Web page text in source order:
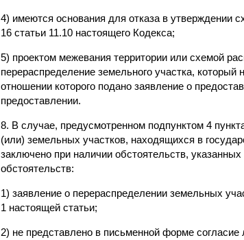
4) имеются основания для отказа в утверждении
16 статьи 11.10 настоящего Кодекса;
5) проектом межевания территории или схемой
перераспределение земельного участка,
отношении которого подано заявление о
предоставлении.
8. В случае, предусмотренном подпунктом 4
(или) земельных участков, находящихся в
заключено при наличии обстоятельств,
обстоятельств:
1) заявление о перераспределении земельных
1 настоящей статьи;
2) не представлено в письменной форме